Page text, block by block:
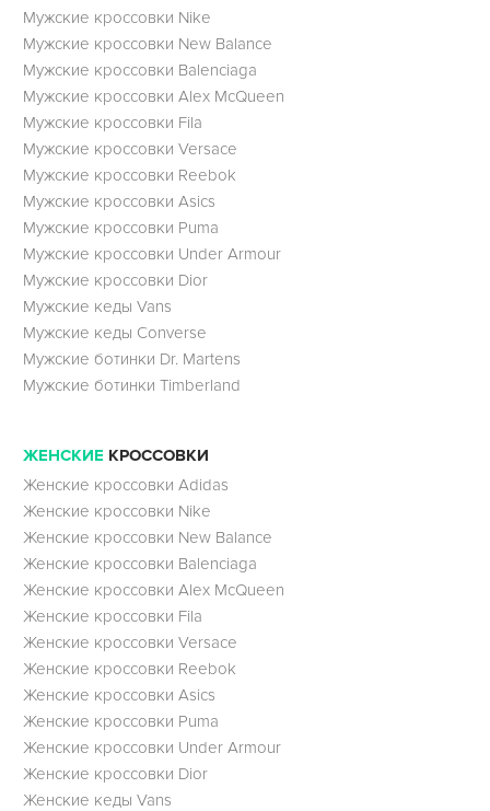
Мужские кроссовки Nike
Мужские кроссовки New Balance
Мужские кроссовки Balenciaga
Мужские кроссовки Alex McQueen
Мужские кроссовки Fila
Мужские кроссовки Versace
Мужские кроссовки Reebok
Мужские кроссовки Asics
Мужские кроссовки Puma
Мужские кроссовки Under Armour
Мужские кроссовки Dior
Мужские кеды Vans
Мужские кеды Converse
Мужские ботинки Dr. Martens
Мужские ботинки Timberland
ЖЕНСКИЕ КРОССОВКИ
Женские кроссовки Adidas
Женские кроссовки Nike
Женские кроссовки New Balance
Женские кроссовки Balenciaga
Женские кроссовки Alex McQueen
Женские кроссовки Fila
Женские кроссовки Versace
Женские кроссовки Reebok
Женские кроссовки Asics
Женские кроссовки Puma
Женские кроссовки Under Armour
Женские кроссовки Dior
Женские кеды Vans